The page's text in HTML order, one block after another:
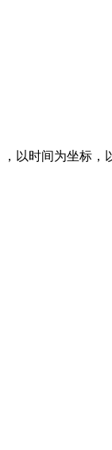
以时间为坐标